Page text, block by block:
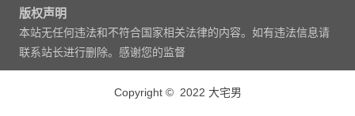
版权声明
本站无任何违法和不符合国家相关法律的内容。如有违法信息请
联系站长进行删除。感谢您的监督
Copyright © 2022 大宅男